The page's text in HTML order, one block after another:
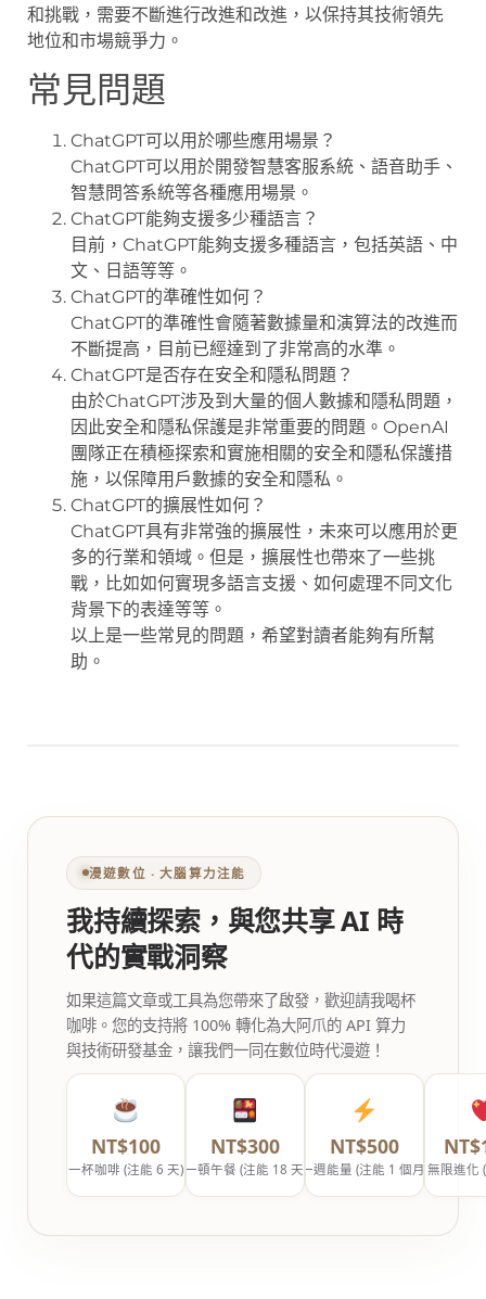
和挑戰，需要不斷進行改進和改進，以保持其技術領先
地位和市場競爭力。
常見問題
ChatGPT可以用於哪些應用場景？
ChatGPT可以用於開發智慧客服系統、語音助手、
智慧問答系統等各種應用場景。
ChatGPT能夠支援多少種語言？
目前，ChatGPT能夠支援多種語言，包括英語、中
文、日語等等。
ChatGPT的準確性如何？
ChatGPT的準確性會隨著數據量和演算法的改進而
不斷提高，目前已經達到了非常高的水準。
ChatGPT是否存在安全和隱私問題？
由於ChatGPT涉及到大量的個人數據和隱私問題，
因此安全和隱私保護是非常重要的問題。OpenAI
團隊正在積極探索和實施相關的安全和隱私保護措
施，以保障用戶數據的安全和隱私。
ChatGPT的擴展性如何？
ChatGPT具有非常強的擴展性，未來可以應用於更
多的行業和領域。但是，擴展性也帶來了一些挑
戰，比如如何實現多語言支援、如何處理不同文化
背景下的表達等等。
以上是一些常見的問題，希望對讀者能夠有所幫
助。
漫遊數位 ‧ 大腦算力注能
我持續探索，與您共享 AI 時
代的實戰洞察
如果這篇文章或工具為您帶來了啟發，歡迎請我喝杯
咖啡。您的支持將 100% 轉化為大阿爪的 API 算力
與技術研發基金，讓我們一同在數位時代漫遊！
NT$100
一杯咖啡 (注能 6 天)
NT$300
一頓午餐 (注能 18 天)
NT$500
一週能量 (注能 1 個月)無限進化